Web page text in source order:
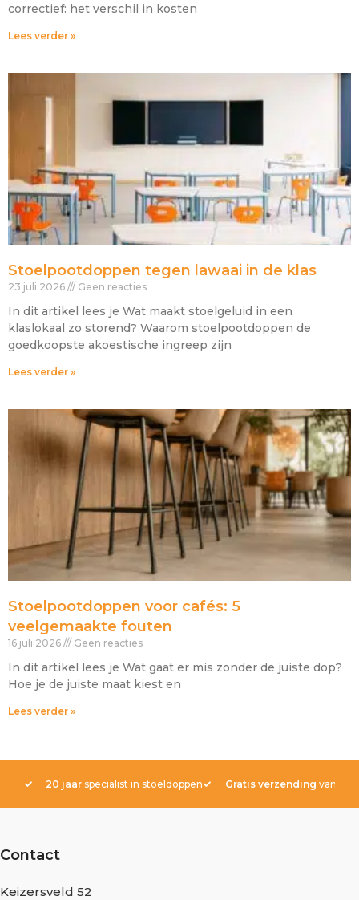
correctief: het verschil in kosten
Lees verder »
Stoelpootdoppen tegen lawaai in de klas
23 juli 2026 Geen reacties
In dit artikel lees je Wat maakt stoelgeluid in een
klaslokaal zo storend? Waarom stoelpootdoppen de
goedkoopste akoestische ingreep zijn
Lees verder »
Stoelpootdoppen voor cafés: 5
veelgemaakte fouten
16 juli 2026 Geen reacties
In dit artikel lees je Wat gaat er mis zonder de juiste dop?
Hoe je de juiste maat kiest en
Lees verder »
20 jaar specialist in stoeldoppen Gratis verzending vanaf €
Contact
Keizersveld 52